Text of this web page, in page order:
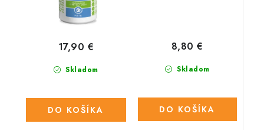
Skladom
17,90 €
DO KOŠÍKA
Skladom
8,80 €
DO KOŠÍKA